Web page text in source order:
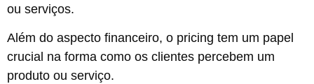
ou serviços.
Além do aspecto financeiro, o pricing tem um papel
crucial na forma como os clientes percebem um
produto ou serviço.